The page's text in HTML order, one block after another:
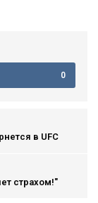
0
в UFC
страхом!"